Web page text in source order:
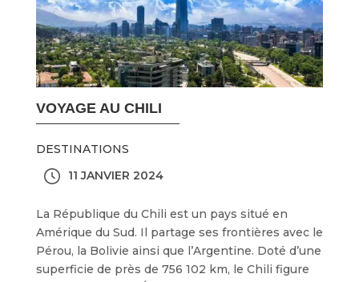
VOYAGE AU CHILI
DESTINATIONS
11 JANVIER 2024
La République du Chili est un pays situé en
Amérique du Sud. Il partage ses frontières avec le
Pérou, la Bolivie ainsi que l’Argentine. Doté d’une
superficie de près de 756 102 km, le Chili figure